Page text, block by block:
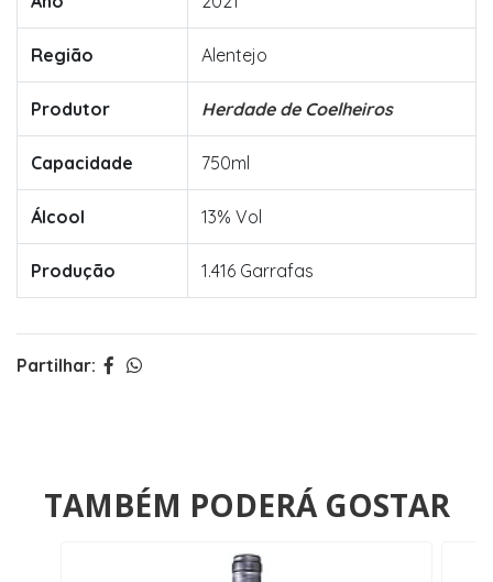
Região Alentejo
Produtor Herdade de Coelheiros
Capacidade 750ml
Álcool 13% Vol
Produção 1.416 Garrafas
Partilhar:
TAMBÉM PODERÁ GOSTAR